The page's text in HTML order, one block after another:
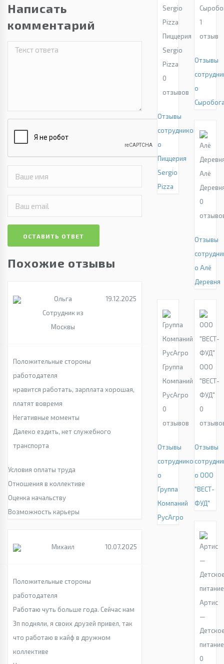
Написать
комментарий
ОСТАВИТЬ ОТВЕТ
Похожие отзывы
Ольга
Сотрудник из
Москвы
19.12.2025
Положительные стороны
работодателя
нравится работать, зарплата хорошая,
платят вовремя
Негативные моменты
Далеко ездить, нет служебного
транспорта
Условия оплаты труда
Отношения в коллективе
Оценка начальству
Возможность карьеры
Михаил 10.07.2025
Положительные стороны
работодателя
Работаю чуть больше года. Сейчас нам
Зп подняли, я своих друзей привел, так
что работаю в кайф в дружном
коллективе
Пиццерия
Sergio
Pizza
0
отзывов
Отзывы
сотрудников
о
Пиццерия
Sergio
Pizza
1
отзыв
Отзывы
о
Алё
0
Отзывы
о Алё
Деревня
Группа
Компаний
РусАгро
0
отзывов
Отзывы
сотрудников
о
Группа
Компаний
РусАгро
ООО
"ВЕСТ-
ФУД"
0
Отзывы
о ООО
"ВЕСТ-
ФУД"
Артис
—
питание
0